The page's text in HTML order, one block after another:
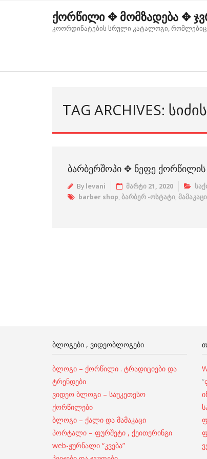
ქორწილი ✥ მომზადება ✥
კოორდინატების სრული კატალოგი,
TAG ARCHIVES:
ᲑᲐᲠᲑᲔᲠᲨᲝᲞᲘ ✥ ᲜᲔᲤᲔ ᲥᲝᲠᲬᲘᲚᲘᲡ
By levani მარტი 21, 2020
barber shop, ბარბერ -ოსტატი,
ᲑᲚᲝᲒᲔᲑᲘ , ᲕᲘᲓᲔᲝᲑᲚᲝᲒᲔᲑᲘ
ბლოგი – ქორწილი . ტრადიციები და
ტრენდები
ვიდეო ბლოგი – საუკეთესო
ქორწილები
ბლოგი – ქალი და მამაკაცი
პორტალი – ფურშეტი , ქეითერინგი
web-ჟურნალი “კვება”
“